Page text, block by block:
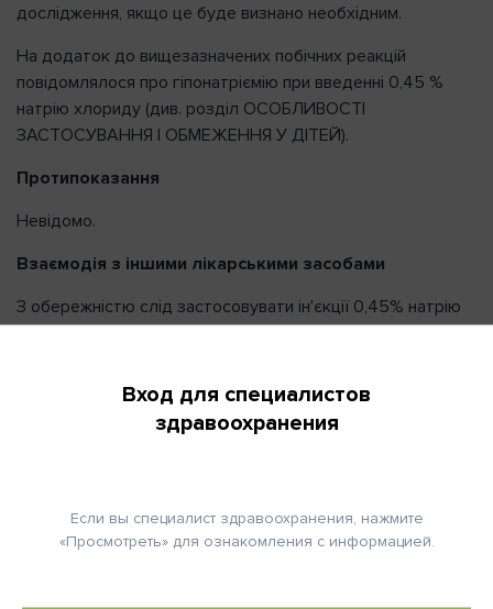
дослідження, якщо це буде визнано необхідним.
На додаток до вищезазначених побічних реакцій
повідомлялося про гіпонатріємію при введенні 0,45 %
натрію хлориду (див. розділ ОСОБЛИВОСТІ
ЗАСТОСУВАННЯ І ОБМЕЖЕННЯ У ДІТЕЙ).
Протипоказання
Невідомо.
Взаємодія з іншими лікарськими засобами
З обережністю слід застосовувати ін'єкції 0,45% натрію
хлориду пацієнтам, які отримують кортикостероїди або
Особливості застосування
Дослідження репродуктивної функції тварин із
застосуванням 0,45% розчину натрію хлориду не
Вход для специалистов
здравоохранения
Если вы специалист здравоохранения, нажмите
«Просмотреть» для ознакомления с информацией.